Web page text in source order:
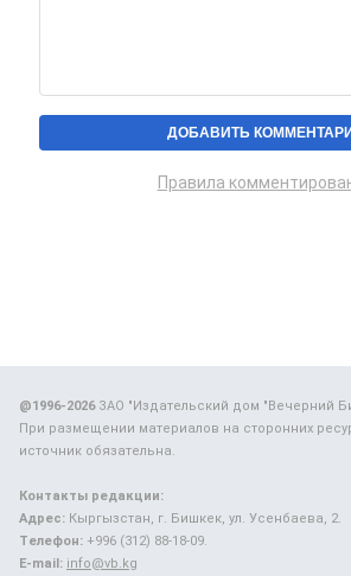
Правила
@1996-2026ЗАО "Издательский дом "Вечерний
При размещении материалов на сторонних
источник обязательна.
Контакты редакции:
Адрес: Кыргызстан, г. Бишкек, ул. Усенбаева, 2.
Телефон: +996 (312) 88-18-09.
E-mail: info@vb.kg